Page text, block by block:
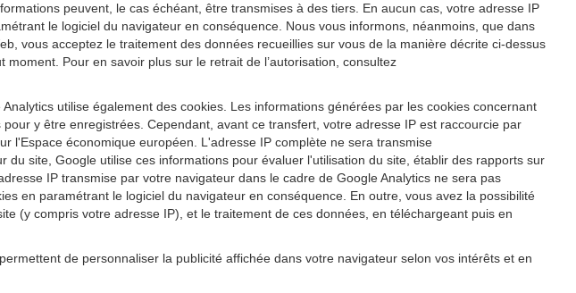
peuvent, le cas échéant, être transmises à des tiers. En aucun cas, votre adresse IP
le logiciel du navigateur en conséquence. Nous vous informons, néanmoins, que dans
vous acceptez le traitement des données recueillies sur vous de la manière décrite ci-dessus
Pour en savoir plus sur le retrait de l’autorisation, consultez
utilise également des cookies. Les informations générées par les cookies concernant
y être enregistrées. Cependant, avant ce transfert, votre adresse IP est raccourcie par
l'Espace économique européen. L'adresse IP complète ne sera transmise
site, Google utilise ces informations pour évaluer l'utilisation du site, établir des rapports sur
IP transmise par votre navigateur dans le cadre de Google Analytics ne sera pas
en paramétrant le logiciel du navigateur en conséquence. En outre, vous avez la possibilité
(y compris votre adresse IP), et le traitement de ces données, en téléchargeant puis en
de personnaliser la publicité affichée dans votre navigateur selon vos intérêts et en